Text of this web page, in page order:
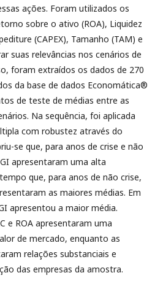
ações. Foram utilizados os
sobre o ativo (ROA), Liquidez
(CAPEX), Tamanho (TAM) e
suas relevâncias nos cenários de
foram extraídos os dados de 270
da base de dados Economática®
de teste de médias entre as
Na sequência, foi aplicada
com robustez através do
se que, para anos de crise e não
apresentaram uma alta
que, para anos de não crise,
as maiores médias. Em
apresentou a maior média.
e ROA apresentaram uma
de mercado, enquanto as
relações substanciais e
das empresas da amostra.